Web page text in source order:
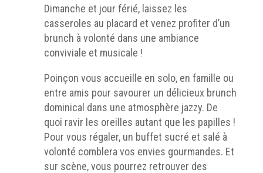
Dimanche et jour férié, laissez les
casseroles au placard et venez profiter d’un
brunch à volonté dans une ambiance
conviviale et musicale !
Poinçon vous accueille en solo, en famille ou
entre amis pour savourer un délicieux brunch
dominical dans une atmosphère jazzy. De
quoi ravir les oreilles autant que les papilles !
Pour vous régaler, un buffet sucré et salé à
volonté comblera vos envies gourmandes. Et
sur scène, vous pourrez retrouver des